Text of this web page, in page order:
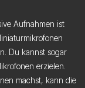
Aufnahmen ist
Du kannst sogar
erzielen.
machst, kann die